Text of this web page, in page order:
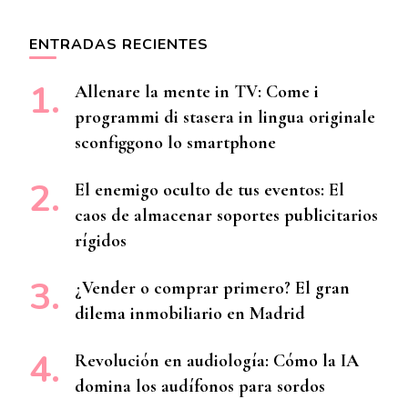
ENTRADAS RECIENTES
Allenare la mente in TV: Come i
programmi di stasera in lingua originale
sconfiggono lo smartphone
El enemigo oculto de tus eventos: El
caos de almacenar soportes publicitarios
rígidos
¿Vender o comprar primero? El gran
dilema inmobiliario en Madrid
Revolución en audiología: Cómo la IA
domina los audífonos para sordos